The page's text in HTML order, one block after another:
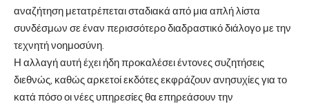
αναζήτηση μετατρέπεται σταδιακά από μια απλή λίστα
συνδέσμων σε έναν περισσότερο διαδραστικό διάλογο με την
τεχνητή νοημοσύνη.
Η αλλαγή αυτή έχει ήδη προκαλέσει έντονες συζητήσεις
διεθνώς, καθώς αρκετοί εκδότες εκφράζουν ανησυχίες για το
κατά πόσο οι νέες υπηρεσίες θα επηρεάσουν την